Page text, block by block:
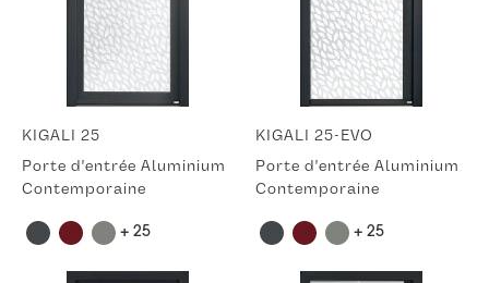
KIGALI 25
Porte d'entrée Aluminium
Contemporaine
+ 25
KIGALI 25-EVO
Porte d'entrée Aluminium
Contemporaine
+ 25